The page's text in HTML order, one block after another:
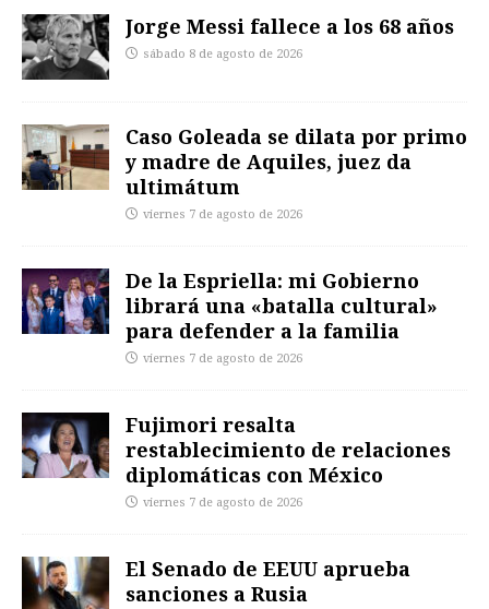
Jorge Messi fallece a los 68 años
sábado 8 de agosto de 2026
Caso Goleada se dilata por primo
y madre de Aquiles, juez da
ultimátum
viernes 7 de agosto de 2026
De la Espriella: mi Gobierno
librará una «batalla cultural»
para defender a la familia
viernes 7 de agosto de 2026
Fujimori resalta
restablecimiento de relaciones
diplomáticas con México
viernes 7 de agosto de 2026
El Senado de EEUU aprueba
sanciones a Rusia